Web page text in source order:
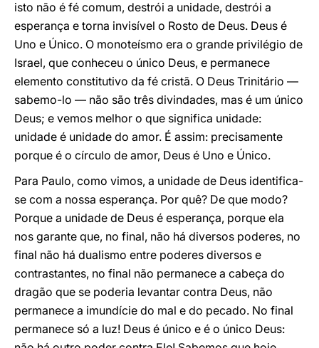
isto não é fé comum, destrói a unidade, destrói a
esperança e torna invisível o Rosto de Deus. Deus é
Uno e Único. O monoteísmo era o grande privilégio de
Israel, que conheceu o único Deus, e permanece
elemento constitutivo da fé cristã. O Deus Trinitário —
sabemo-lo — não são três divindades, mas é um único
Deus; e vemos melhor o que significa unidade:
unidade é unidade do amor. É assim: precisamente
porque é o círculo de amor, Deus é Uno e Único.
Para Paulo, como vimos, a unidade de Deus identifica-
se com a nossa esperança. Por quê? De que modo?
Porque a unidade de Deus é esperança, porque ela
nos garante que, no final, não há diversos poderes, no
final não há dualismo entre poderes diversos e
contrastantes, no final não permanece a cabeça do
dragão que se poderia levantar contra Deus, não
permanece a imundície do mal e do pecado. No final
permanece só a luz! Deus é único e é o único Deus: